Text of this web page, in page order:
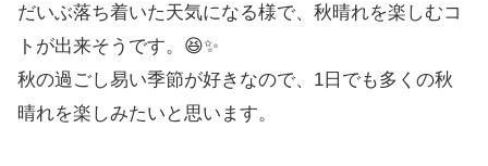
だいぶ落ち着いた天気になる様で、秋晴れを楽しむコ
トが出来そうです。😆✨
秋の過ごし易い季節が好きなので、1日でも多くの秋
晴れを楽しみたいと思います。